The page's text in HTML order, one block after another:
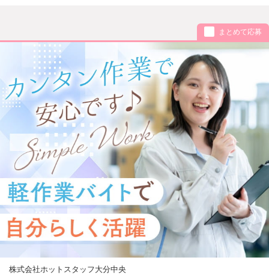
まとめて応募
株式会社ホットスタッフ大分中央